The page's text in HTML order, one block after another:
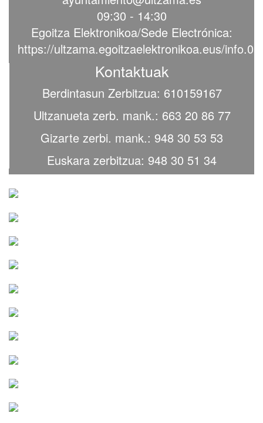
09:30 - 14:30
Egoitza Elektronikoa/Sede Electrónica:
https://ultzama.egoitzaelektronikoa.eus/info.0
Kontaktuak
Berdintasun Zerbitzua: 610159167
Ultzanueta zerb. mank.: 663 20 86 77
Gizarte zerbi. mank.: 948 30 53 53
Euskara zerbitzua: 948 30 51 34